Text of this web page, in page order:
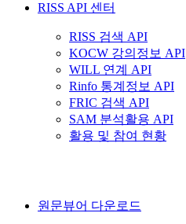
RISS API 센터
RISS 검색 API
KOCW 강의정보 API
WILL 연계 API
Rinfo 통계정보 API
FRIC 검색 API
SAM 분석활용 API
활용 및 참여 현황
원문뷰어 다운로드